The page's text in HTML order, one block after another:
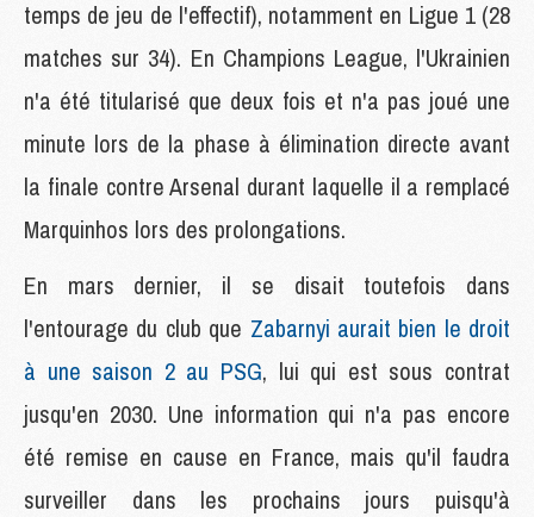
temps de jeu de l'effectif), notamment en Ligue 1 (28
matches sur 34). En Champions League, l'Ukrainien
n'a été titularisé que deux fois et n'a pas joué une
minute lors de la phase à élimination directe avant
la finale contre Arsenal durant laquelle il a remplacé
Marquinhos lors des prolongations.
En mars dernier, il se disait toutefois dans
l'entourage du club que Zabarnyi aurait bien le droit
à une saison 2 au PSG, lui qui est sous contrat
jusqu'en 2030. Une information qui n'a pas encore
été remise en cause en France, mais qu'il faudra
surveiller dans les prochains jours puisqu'à